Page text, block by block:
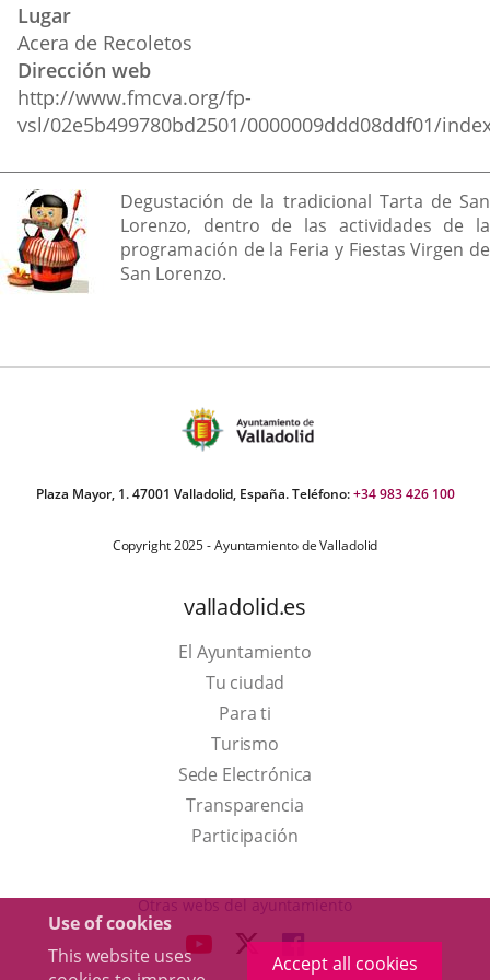
Use of cookies
This website uses
Accept all cookies
Lugar
Acera de Recoletos
Dirección web
http://www.fmcva.org/fp-
vsl/02e5b499780bd2501/0000009ddd08ddf01/
DescripciónDegustación de la tradicional Tarta de San
Lorenzo, dentro de las actividades de la
programación de la Feria y Fiestas Virgen de
San Lorenzo.
Plaza Mayor, 1. 47001 Valladolid, España. Teléfono:+34 983 426 100
Copyright 2025 - Ayuntamiento de Valladolid
valladolid.es
El Ayuntamiento
Tu ciudad
Para ti
TurismoThis
link
will
open
a
up
Sede Electrónica
Transparencia
Participación
Otras webs del ayuntamiento
LINK LINK
TO
LINK
TO